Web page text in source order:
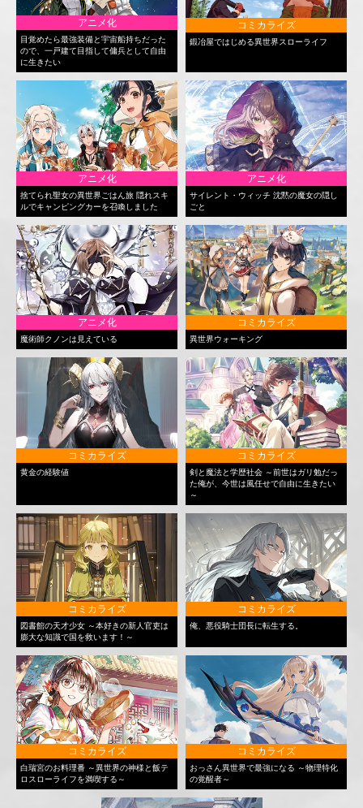
アニメ化
目覚めたら最強装備と宇宙船持ちだった
ので、一戸建て目指して傭兵として自由
に生きたい
コミカライズ
鍛冶屋ではじめる異世界スローライフ
アニメ化
捨てられ聖女の異世界ごはん旅 隠れスキ
ルでキャンピングカーを召喚しました
アニメ化
サイレント・ウィッチ 沈黙の魔女の隠し
ごと
アニメ化
魔術師クノンは見えている
コミカライズ
異世界ウォーキング
コミカライズ
黄金の経験値
コミカライズ
剣と魔法と学歴社会 ～前世はガリ勉だっ
た俺が、今世は風任せで自由に生きたい
～
コミカライズ
図書館の天才少女 ～本好きの新人官吏は
膨大な知識で国を救います！～
コミカライズ
俺、悪役騎士団長に転生する。
コミカライズ
白瑞宮のお料理番 ～異世界の神様と飯テ
ロスローライフを満喫する～
コミカライズ
おっさん異世界で最強になる ～物理特化
の覚醒者～